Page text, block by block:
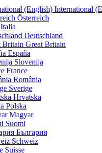
International
Österreich
Italia
Deutschland
Great Britain
España
Slovenija
France
România
Sverige
Hrvatska
Polska
Magyar
Suomi
България
Schweiz
Suisse